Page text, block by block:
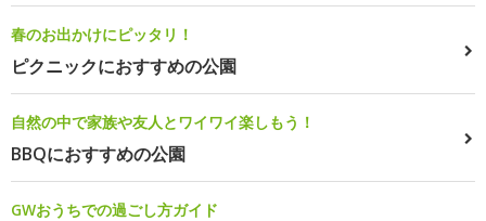
春のお出かけにピッタリ！
ピクニックにおすすめの公園
自然の中で家族や友人とワイワイ楽しもう！
BBQにおすすめの公園
GWおうちでの過ごし方ガイド